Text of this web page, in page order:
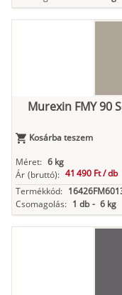
Murexin FMY 90
Kosárba teszem
Méret: 6 kg
Ár (bruttó): 41 490 Ft /db
Termékkód:
Csomagolás: 1 db - 6 kg